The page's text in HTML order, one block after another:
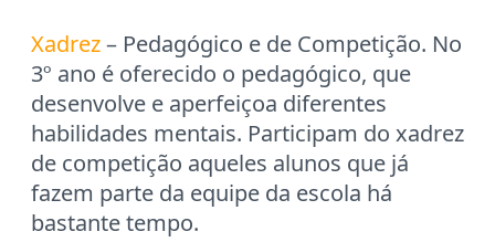
Xadrez– Pedagógico e de Competição. No
3º ano é oferecido o pedagógico, que
desenvolve e aperfeiçoa diferentes
habilidades mentais. Participam do xadrez
de competição aqueles alunos que já
fazem parte da equipe da escola há
bastante tempo.